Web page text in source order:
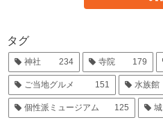
タグ
神社 234 寺院 179
ご当地グルメ 151 水族館
個性派ミュージアム 125 城